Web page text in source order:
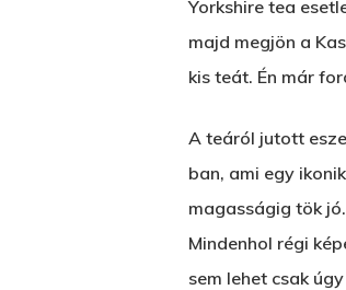
Yorkshire tea
majd megjön a
kis teát. Én már
A teáról jutott
ban, ami egy
magasságig tök
Mindenhol régi
sem lehet csak